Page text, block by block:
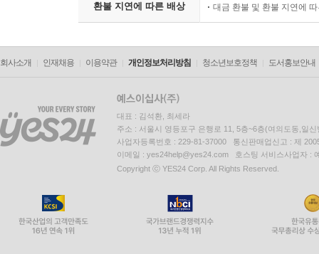
환불 지연에 따른 배상 대금 환불 및 환불 지연에
회사소개 인재채용 이용약관 개인정보처리방침 청소년보호정책 도서홍보안내
대표 : 김석환, 최세라
주소 : 서울시 영등포구 은행로 11, 5층~6층(여의도동,일신
사업자등록번호 : 229-81-37000 통신판매업신고 : 제
이메일 : yes24help@yes24.com 호스팅 서비스사업자 :
Copyright ⓒ YES24 Corp. All Rights Reserved.